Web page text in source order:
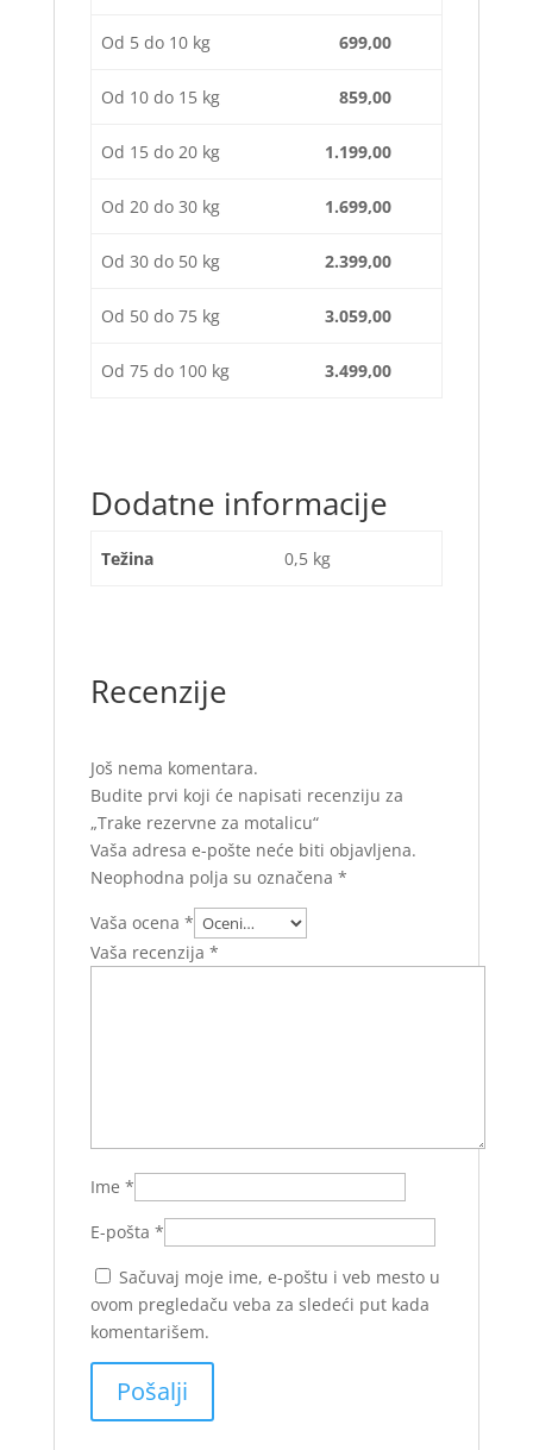
Od 5 do 10 kg 699,00
Od 10 do 15 kg 859,00
Od 15 do 20 kg 1.199,00
Od 20 do 30 kg 1.699,00
Od 30 do 50 kg 2.399,00
Od 50 do 75 kg 3.059,00
Od 75 do 100 kg 3.499,00
Dodatne informacije
Težina 0,5 kg
Recenzije
Još nema komentara.
Budite prvi koji će napisati recenziju za
„Trake rezervne za motalicu“
Vaša adresa e-pošte neće biti objavljena.
Neophodna polja su označena *
Vaša ocena *
Vaša recenzija *
Ime *
E-pošta *
Sačuvaj moje ime, e-poštu i veb mesto u
ovom pregledaču veba za sledeći put kada
komentarišem.